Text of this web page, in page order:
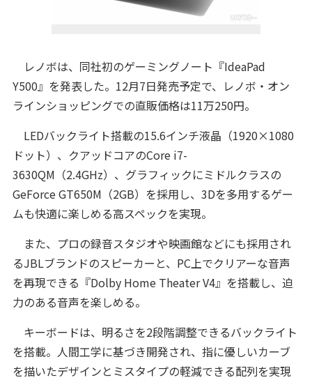
レノボは、同社初のゲーミングノート『IdeaPad
Y500』を発表した。12月7日発売予定で、レノボ・オン
ラインショッピングでの直販価格は11万250円。
LEDバックライト搭載の15.6インチ液晶（1920×1080
ドット）、クアッドコアのCore i7-
3630QM（2.4GHz）、グラフィックにミドルクラスの
GeForce GT650M（2GB）を採用し、3Dを多用するゲー
ムも快適に楽しめる高スペックを実現。
また、プロの録音スタジオや映画館などにも採用され
るJBLブランドのスピーカーと、PC上でクリアーな音声
を再現できる『Dolby Home Theater V4』を搭載し、迫
力のある音声を楽しめる。
キーボードは、明るさを2段階調整できるバックライト
を搭載。人間工学に基づき開発され、指に優しいカーブ
を描いたデザインとミスタイプの軽減できる配列を実現